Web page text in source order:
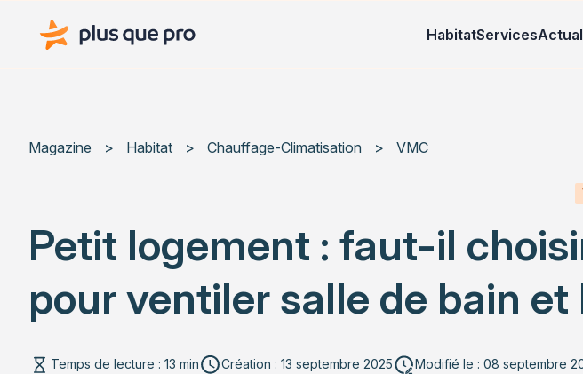
Plus que pro Mag'
HabitatServices
Magazine > Habitat > Chauffage-Climatisation > VMC
Petit logement : faut-il
pour ventiler salle de bain et
Temps de lecture : 13 min Création : 13 septembre 2025 Modifié le : 08 septembre